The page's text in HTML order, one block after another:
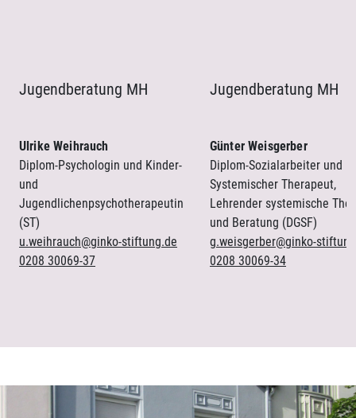
Jugendberatung MH
Ulrike Weihrauch
Diplom-Psychologin und Kinder-
und
Jugendlichenpsychotherapeutin
(ST)
u.weihrauch@ginko-stiftung.de
0208 30069-37
Jugendberatung MH
Günter Weisgerber
Diplom-Sozialarbeiter und
Systemischer Therapeut,
Lehrender systemische
und Beratung (DGSF)
g.weisgerber@ginko-
0208 30069-34